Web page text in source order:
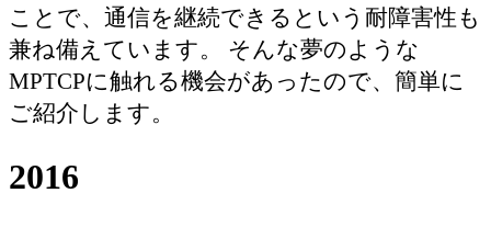
ことで、通信を継続できるという耐障害性も
兼ね備えています。 そんな夢のような
MPTCPに触れる機会があったので、簡単に
ご紹介します。
2016